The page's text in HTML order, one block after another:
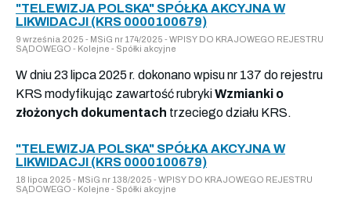
"TELEWIZJA POLSKA" SPÓŁKA AKCYJNA W
LIKWIDACJI (KRS 0000100679)
9 września 2025 - MSiG nr 174/2025 - WPISY DO KRAJOWEGO REJESTRU
SĄDOWEGO - Kolejne - Spółki akcyjne
W dniu 23 lipca 2025 r. dokonano wpisu nr 137 do rejestru
KRS modyfikując zawartość rubrykiWzmianki o
złożonych dokumentach trzeciego działu KRS.
"TELEWIZJA POLSKA" SPÓŁKA AKCYJNA W
LIKWIDACJI (KRS 0000100679)
18 lipca 2025 - MSiG nr 138/2025 - WPISY DO KRAJOWEGO REJESTRU
SĄDOWEGO - Kolejne - Spółki akcyjne